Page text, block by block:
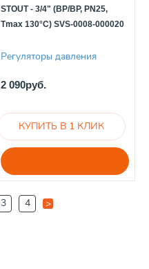
STOUT - 3/4" (ВР/ВР, PN25,
Tmax 130°С) SVS-0008-000020
Регуляторы давления
2 090руб.
3 4 >